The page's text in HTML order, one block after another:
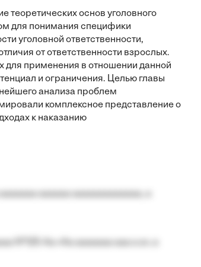
теоретических основ уголовного
для понимания специфики
уголовной ответственности,
от ответственности взрослых.
для применения в отношении данной
и ограничения. Целью главы
анализа проблем
комплексное представление о
к наказанию